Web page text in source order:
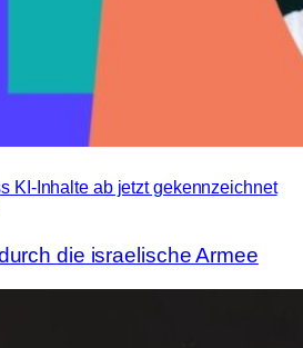
KI-Inhalte ab jetzt gekennzeichnet
die israelische Armee